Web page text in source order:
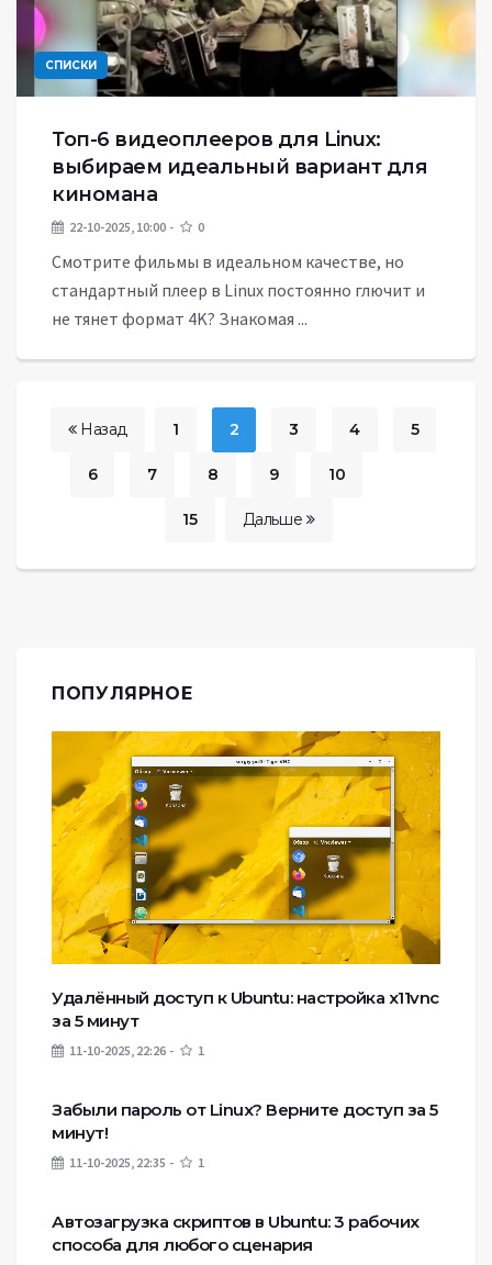
СПИСКИ
Топ-6 видеоплееров для Linux:
выбираем идеальный вариант для
киномана
22-10-2025, 10:00 0
Смотрите фильмы в идеальном качестве, но
стандартный плеер в Linux постоянно глючит и
не тянет формат 4K? Знакомая ...
Назад 1 2 3 4 5
6 7 8 9 10
15 Дальше
ПОПУЛЯРНОЕ
Удалённый доступ к Ubuntu: настройка x11vnc
за 5 минут
11-10-2025, 22:26 1
Забыли пароль от Linux? Верните доступ за 5
минут!
11-10-2025, 22:35 1
Автозагрузка скриптов в Ubuntu: 3 рабочих
способа для любого сценария